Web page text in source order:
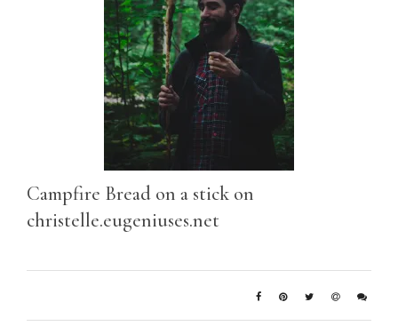
Campfire Bread on a stick on
christelle.eugeniuses.net